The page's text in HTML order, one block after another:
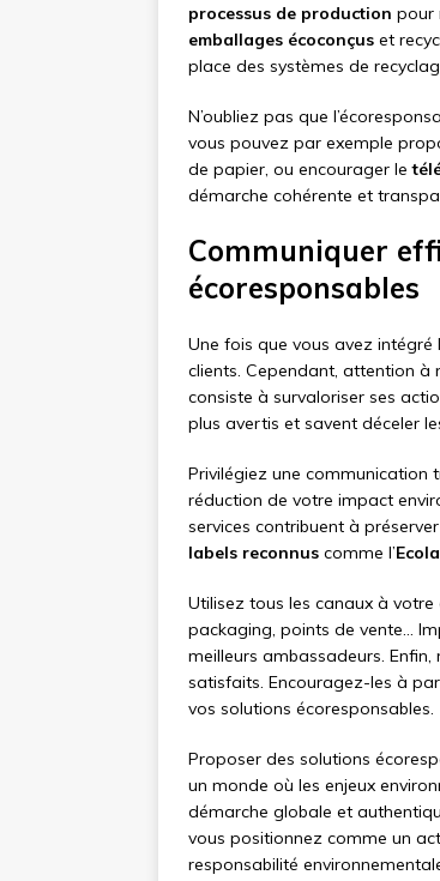
processus de production pour
emballages écoconçus et
place des systèmes de
N’oubliez pas que
vous pouvez par exemple
de papier, ou encourager le
démarche cohérente et
Communiquer
écoresponsables
Une fois que vous avez
clients. Cependant, attention à
consiste à survaloriser ses
plus avertis et savent déceler
Privilégiez une communication
réduction de votre impact
services contribuent à
labels reconnus comme l’
Utilisez tous les canaux à
packaging, points de vente…
meilleurs ambassadeurs.
satisfaits. Encouragez-les à
vos solutions écoresponsables.
Proposer des solutions
un monde où les enjeux
démarche globale et
vous positionnez comme un
responsabilité